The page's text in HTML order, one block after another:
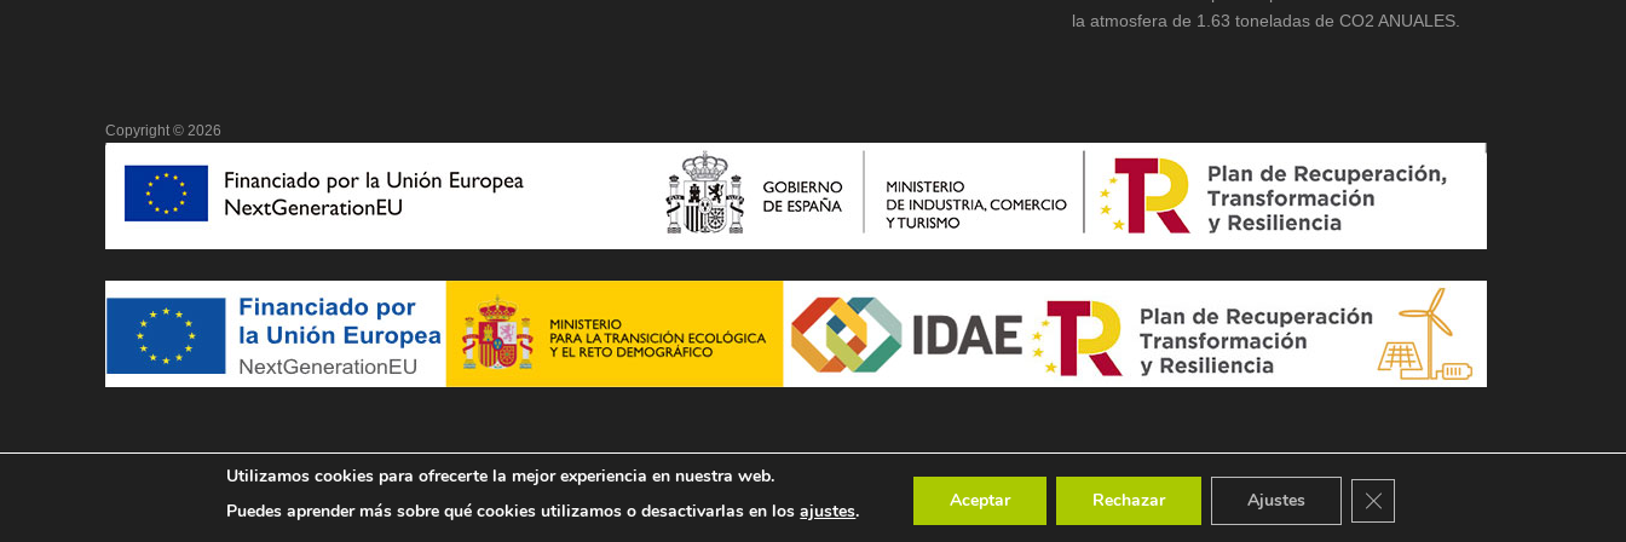
la atmosfera de 1.63 toneladas de CO2 ANUALES.
Copyright © 2026
Utilizamos cookies para ofrecerte la mejor experiencia en nuestra web.
Puedes aprender más sobre qué cookies utilizamos o desactivarlas en losajustes. Aceptar Rechazar Ajustes Cerrar el banner de cookies RGPD